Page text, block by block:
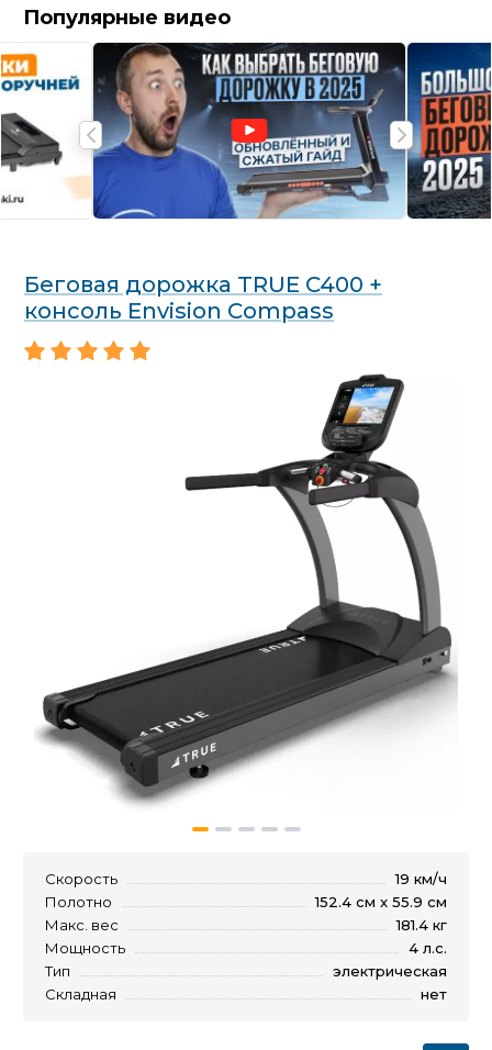
Популярные видео
Беговая дорожка TRUE C400 +
консоль Envision Compass
Скорость
19 км/ч
Полотно
152.4 см x 55.9 см
Макс. вес
181.4 кг
Мощность
4 л.с.
Тип
электрическая
Складная
нет